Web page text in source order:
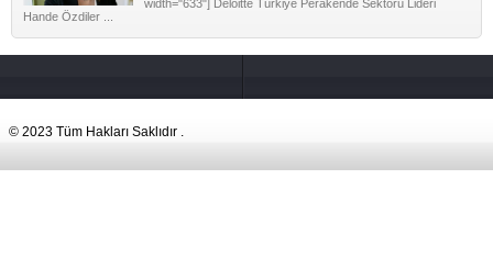
width="633"] Deloitte Türkiye Perakende Sektörü Lideri
Hande Özdiler ...
© 2023 Tüm Hakları Saklıdır .